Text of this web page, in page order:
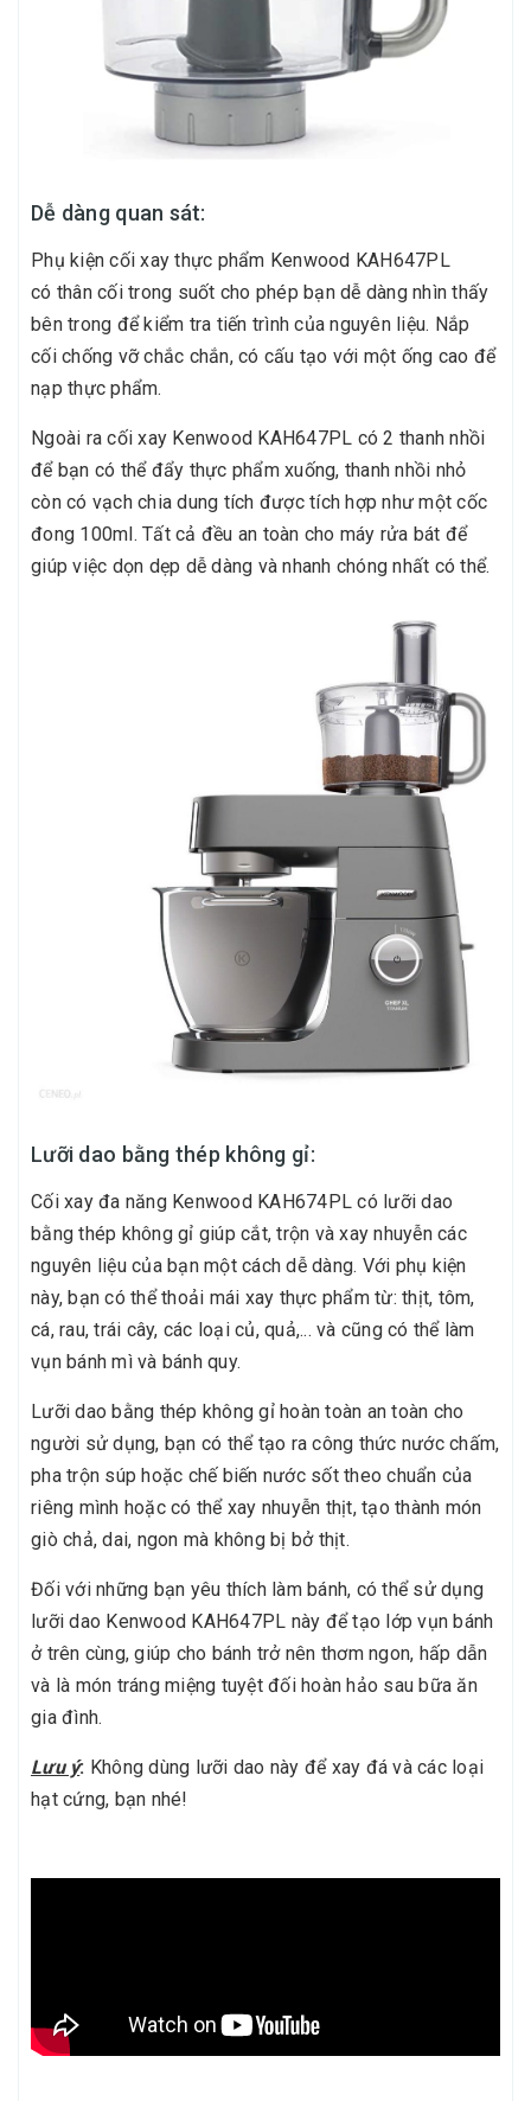
Dễ dàng quan sát:
Phụ kiện cối xay thực phẩm Kenwood KAH647PL
có thân cối trong suốt cho phép bạn dễ dàng nhìn thấy
bên trong để kiểm tra tiến trình của nguyên liệu. Nắp
cối chống vỡ chắc chắn, có cấu tạo với một ống cao để
nạp thực phẩm.
Ngoài ra cối xay Kenwood KAH647PL có 2 thanh nhồi
để bạn có thể đẩy thực phẩm xuống, thanh nhồi nhỏ
còn có vạch chia dung tích được tích hợp như một cốc
đong 100ml. Tất cả đều an toàn cho máy rửa bát để
giúp việc dọn dẹp dễ dàng và nhanh chóng nhất có thể.
Lưỡi dao bằng thép không gỉ:
Cối xay đa năng Kenwood KAH674PL có lưỡi dao
bằng thép không gỉ giúp cắt, trộn và xay nhuyễn các
nguyên liệu của bạn một cách dễ dàng. Với phụ kiện
này, bạn có thể thoải mái xay thực phẩm từ: thịt, tôm,
cá, rau, trái cây, các loại củ, quả,... và cũng có thể làm
vụn bánh mì và bánh quy.
Lưỡi dao bằng thép không gỉ hoàn toàn an toàn cho
người sử dụng, bạn có thể tạo ra công thức nước chấm,
pha trộn súp hoặc chế biến nước sốt theo chuẩn của
riêng mình hoặc có thể xay nhuyễn thịt, tạo thành món
giò chả, dai, ngon mà không bị bở thịt.
Đối với những bạn yêu thích làm bánh, có thể sử dụng
lưỡi dao Kenwood KAH647PL này để tạo lớp vụn bánh
ở trên cùng, giúp cho bánh trở nên thơm ngon, hấp dẫn
và là món tráng miệng tuyệt đối hoàn hảo sau bữa ăn
gia đình.
Lưu ý: Không dùng lưỡi dao này để xay đá và các loại
hạt cứng, bạn nhé!